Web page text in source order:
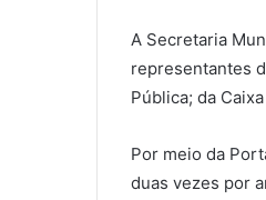
A Secretaria
representantes
Pública; da
Por meio da
duas vezes por